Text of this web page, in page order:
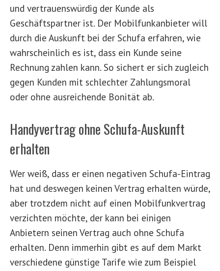
und vertrauenswürdig der Kunde als
Geschäftspartner ist. Der Mobilfunkanbieter will
durch die Auskunft bei der Schufa erfahren, wie
wahrscheinlich es ist, dass ein Kunde seine
Rechnung zahlen kann. So sichert er sich zugleich
gegen Kunden mit schlechter Zahlungsmoral
oder ohne ausreichende Bonität ab.
Handyvertrag ohne Schufa-Auskunft
erhalten
Wer weiß, dass er einen negativen Schufa-Eintrag
hat und deswegen keinen Vertrag erhalten würde,
aber trotzdem nicht auf einen Mobilfunkvertrag
verzichten möchte, der kann bei einigen
Anbietern seinen Vertrag auch ohne Schufa
erhalten. Denn immerhin gibt es auf dem Markt
verschiedene günstige Tarife wie zum Beispiel